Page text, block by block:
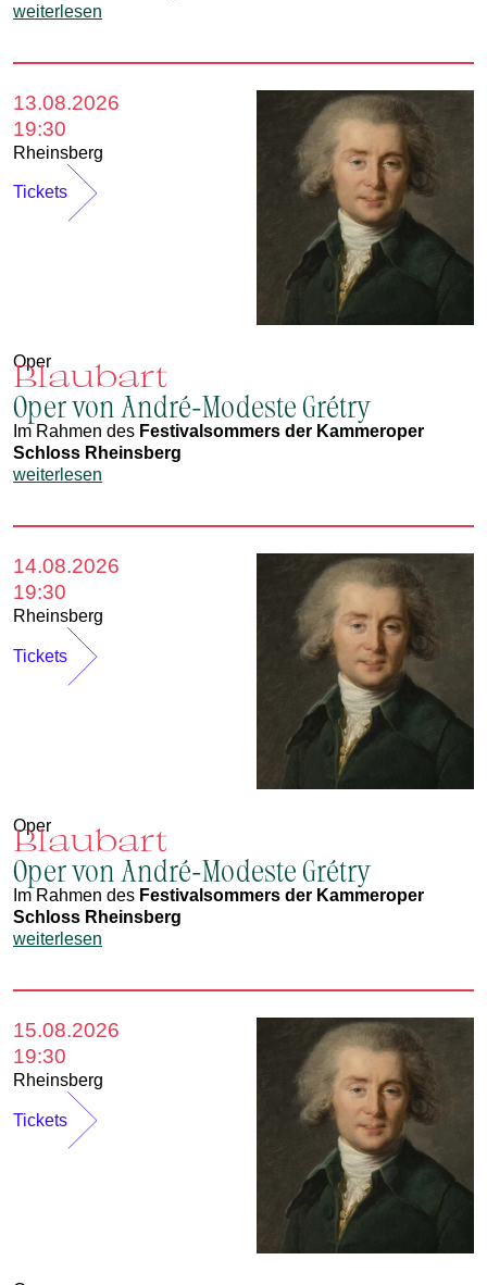
weiterlesen
13.08.2026
19:30
Rheinsberg
Tickets
Oper
Blaubart
Oper von André-Modeste Grétry
Im Rahmen des Festivalsommers der Kammeroper
Schloss Rheinsberg
weiterlesen
14.08.2026
19:30
Rheinsberg
Tickets
Oper
Blaubart
Oper von André-Modeste Grétry
Im Rahmen des Festivalsommers der Kammeroper
Schloss Rheinsberg
weiterlesen
15.08.2026
19:30
Rheinsberg
Tickets